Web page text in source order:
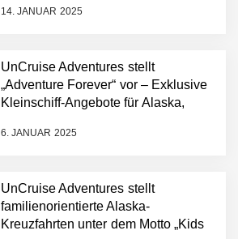
14. JANUAR 2025
UnCruise Adventures stellt
„Adventure Forever“ vor – Exklusive
Kleinschiff-Angebote für Alaska,
6. JANUAR 2025
UnCruise Adventures stellt
familienorientierte Alaska-
Kreuzfahrten unter dem Motto „Kids